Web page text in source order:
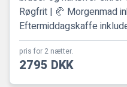
Røgfrit | 🥐 Morgenmad
Eftermiddagskaffe
pris for 2 nætter.
2795 DKK